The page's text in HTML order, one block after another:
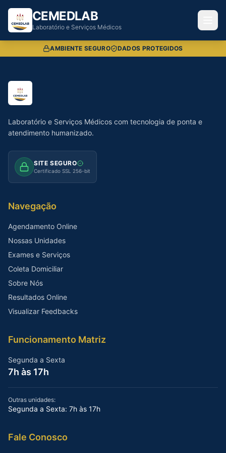
CEMEDLAB
Laboratório e Serviços Médicos
AMBIENTE SEGURO DADOS PROTEGIDOS
Laboratório e Serviços Médicos com tecnologia de ponta e
atendimento humanizado.
SITE SEGURO
Certificado SSL 256-bit
Navegação
Agendamento Online
Nossas Unidades
Exames e Serviços
Coleta Domiciliar
Sobre Nós
Resultados Online
Visualizar Feedbacks
Funcionamento Matriz
Segunda a Sexta
7h às 17h
Outras unidades:
Segunda a Sexta: 7h às 17h
Fale Conosco